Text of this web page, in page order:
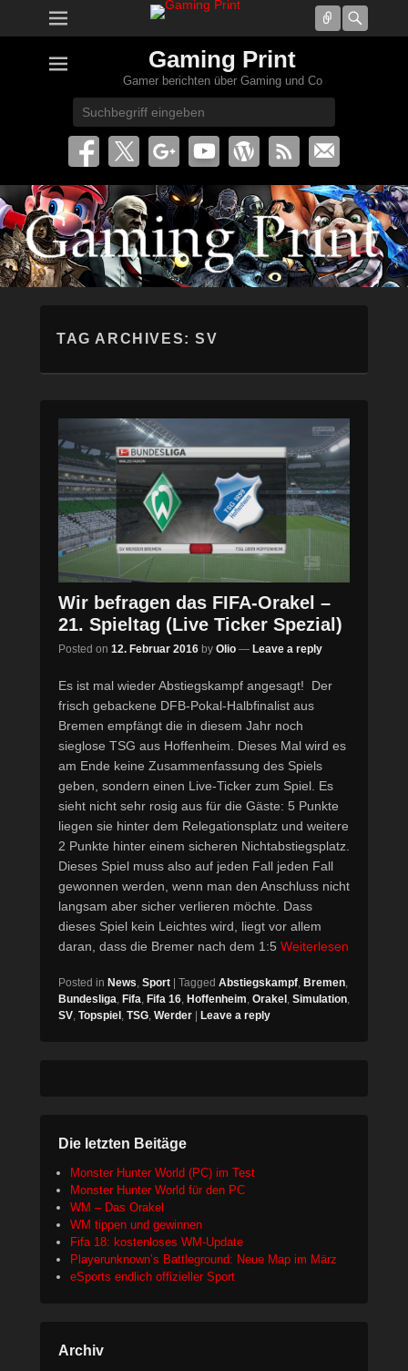
Connect
Gaming Print
Gamer berichten über Gaming und Co
TAG ARCHIVES:SV
Wir befragen das FIFA-Orakel –
21. Spieltag (Live Ticker Spezial)
Posted on 12. Februar 2016 by Olio — Leave a reply
Es ist mal wieder Abstiegskampf angesagt! Der
frisch gebackene DFB-Pokal-Halbfinalist aus
Bremen empfängt die in diesem Jahr noch
sieglose TSG aus Hoffenheim. Dieses Mal wird es
am Ende keine Zusammenfassung des Spiels
geben, sondern einen Live-Ticker zum Spiel. Es
sieht nicht sehr rosig aus für die Gäste: 5 Punkte
liegen sie hinter dem Relegationsplatz und weitere
2 Punkte hinter einem sicheren Nichtabstiegsplatz.
Dieses Spiel muss also auf jeden Fall jeden Fall
gewonnen werden, wenn man den Anschluss nicht
langsam aber sicher verlieren möchte. Dass
dieses Spiel kein Leichtes wird, liegt vor allem
daran, dass die Bremer nach dem 1:5 Weiterlesen
Posted in News, Sport Tagged Abstiegskampf, Bremen,
Bundesliga, Fifa, Fifa 16, Hoffenheim, Orakel , Simulation,
SV, Topspiel , TSG, Werder Leave a reply
Die letzten Beitäge
Monster Hunter World (PC) im Test
Monster Hunter World für den PC
WM – Das Orakel
WM tippen und gewinnen
Fifa 18: kostenloses WM-Update
Playerunknown’s Battleground: Neue Map im März
eSports endlich offizieller Sport
Archiv